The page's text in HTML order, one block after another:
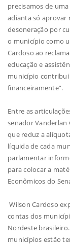
precisamos de
adianta só aprovar
desoneração por
o município como
Cardoso ao
educação e
município contribui
financeiramente”.
Entre as
senador Vanderlan
que reduz a
líquida de cada
parlamentar
para colocar a
Econômicos do
Wilson Cardoso
contas dos
Nordeste
municípios estão